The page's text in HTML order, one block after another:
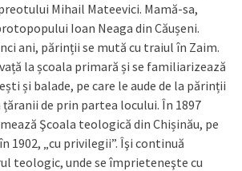
Mihail Mateevici. Mamă-sa,
Ioan Neaga din Căușeni.
ani, părinții se mută cu traiul în Zaim.
la școala primară și se familiarizează
și balade, pe care le aude de la părinții
țăranii de prin partea locului. În 1897
Şcoala teologică din Chișinău, pe
1902, „cu privilegii”. Îşi continuă
teologic, unde se împrieteneşte cu